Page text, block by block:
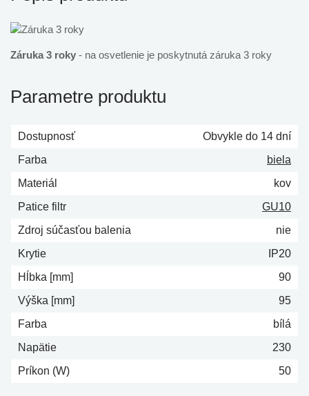
Záruka 3 roky - na osvetlenie je poskytnutá záruka 3 roky
Parametre produktu
Dostupnosť
Obvykle do 14 dní
Farba
biela
Materiál
kov
Patice filtr
GU10
Zdroj súčasťou balenia
nie
Krytie
IP20
Hĺbka [mm]
90
Výška [mm]
95
Farba
bílá
Napätie
230
Príkon (W)
50